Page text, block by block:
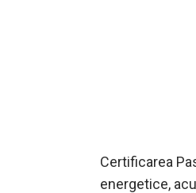
Certificarea
energetice,